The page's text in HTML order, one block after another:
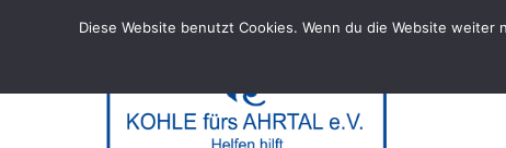
Diese Website benutzt Cookies. Wenn du die Website